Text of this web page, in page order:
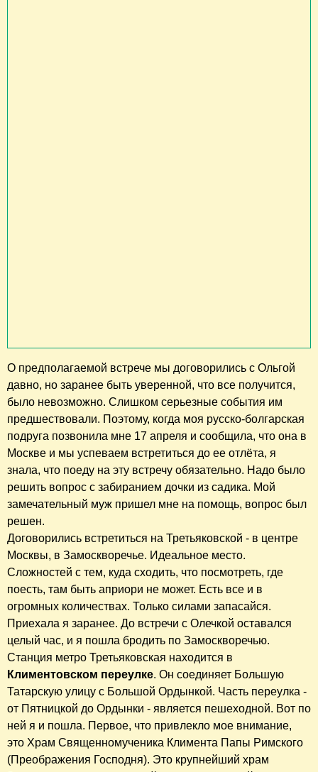
О предполагаемой встрече мы договорились с Ольгой
давно, но заранее быть уверенной, что все получится,
было невозможно. Слишком серьезные события им
предшествовали. Поэтому, когда моя русско-болгарская
подруга позвонила мне 17 апреля и сообщила, что она в
Москве и мы успеваем встретиться до ее отлёта, я
знала, что поеду на эту встречу обязательно. Надо было
решить вопрос с забиранием дочки из садика. Мой
замечательный муж пришел мне на помощь, вопрос был
решен.
Договорились встретиться на Третьяковской - в центре
Москвы, в Замоскворечье. Идеальное место.
Сложностей с тем, куда сходить, что посмотреть, где
поесть, там быть априори не может. Есть все и в
огромных количествах. Только силами запасайся.
Приехала я заранее. До встречи с Олечкой оставался
целый час, и я пошла бродить по Замоскворечью.
Станция метро Третьяковская находится в
Климентовском переулке. Он соединяет Большую
Татарскую улицу с Большой Ордынкой. Часть переулка -
от Пятницкой до Ордынки - является пешеходной. Вот по
ней я и пошла. Первое, что привлекло мое внимание,
это Храм Священномученика Климента Папы Римского
(Преображения Господня). Это крупнейший храм